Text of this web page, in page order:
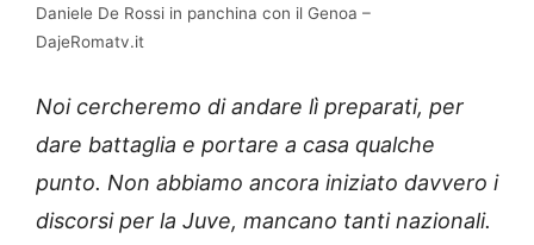
Daniele De Rossi in panchina con il Genoa –
DajeRomatv.it
Noi cercheremo di andare lì preparati, per
dare battaglia e portare a casa qualche
punto. Non abbiamo ancora iniziato davvero i
discorsi per la Juve, mancano tanti nazionali.